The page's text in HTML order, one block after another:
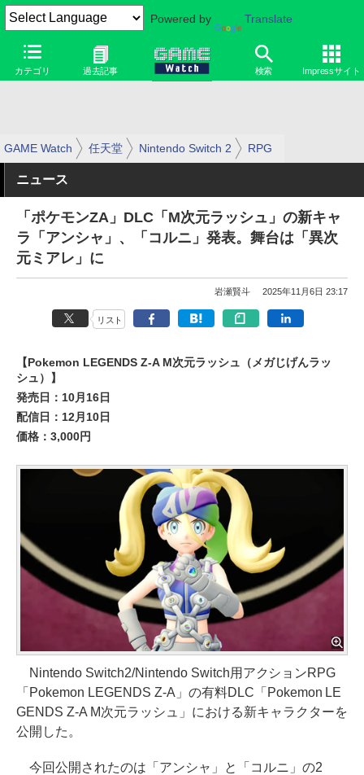
Powered by Translate
カテゴリ 過去記事 検索 Impressサイト
GAME Watch 任天堂 Nintendo Switch 2 RPG
ニュース
「ポケモンZA」DLC「M次元ラッシュ」の新キャ
ラ「アンシャ」、「コルニ」発表。舞台は「異次
元ミアレ」に
岩瀬賢斗 2025年11月6日 23:17
リスト
【Pokemon LEGENDS Z-A M次元ラッシュ（メガじげんラッ
シュ）】
発売日：10月16日
配信日：12月10日
価格：3,000円
Nintendo Switch2/Nintendo Switch用アクションRPG
「Pokemon LEGENDS Z-A」の有料DLC「Pokemon LE
GENDS Z-A M次元ラッシュ」における新キャラクターを
公開した。
今回公開されたのは「アンシャ」と「コルニ」の2